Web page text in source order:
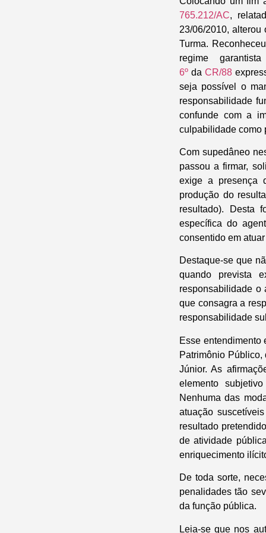
765.212/AC,
23/06/2010, alterou
Turma.
regime
6º daCR/88
seja possível o
responsabilidade
confunde com a
culpabilidade como
Com supedâneo
passou a firmar,
exige a presença
produção do
resultado). Desta
específica do
consentido em
Destaque-se que
quando prevista
responsabilidade
que consagra a
responsabilidade
Esse entendimento
Patrimônio
Júnior. As
elemento
Nenhuma das
atuação
resultado
de atividade
enriquecimento
De toda sorte,
penalidades tão
da função pública.
Leia-se que nos